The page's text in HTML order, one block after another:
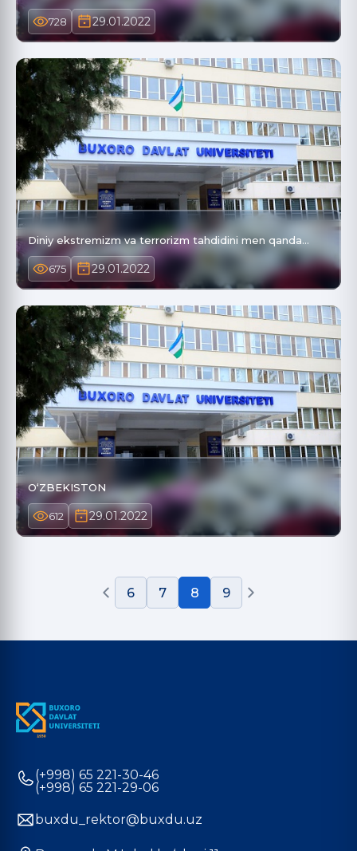
728 29.01.2022
Diniy ekstremizm va terrorizm tahdidini men qanda…
675 29.01.2022
O‘ZBEKISTON
612 29.01.2022
6 7 8 9
(+998) 65 221-30-46
(+998) 65 221-29-06
buxdu_rektor@buxdu.uz